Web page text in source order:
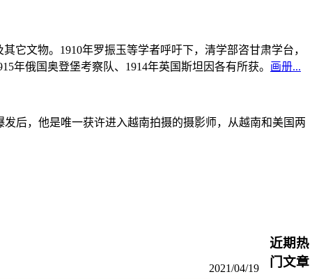
它文物。1910年罗振玉等学者呼吁下，清学部咨甘肃学台，
年俄国奥登堡考察队、1914年英国斯坦因各有所获。 画册...
后，他是唯一获许进入越南拍摄的摄影师，从越南和美国两
2021/04/19
近期热
门文章